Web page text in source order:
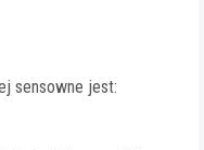
sensowne jest: